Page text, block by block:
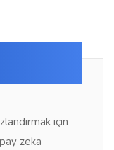
için
zeka